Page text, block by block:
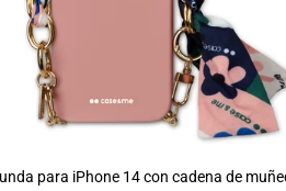
para iPhone 14 con cadena de